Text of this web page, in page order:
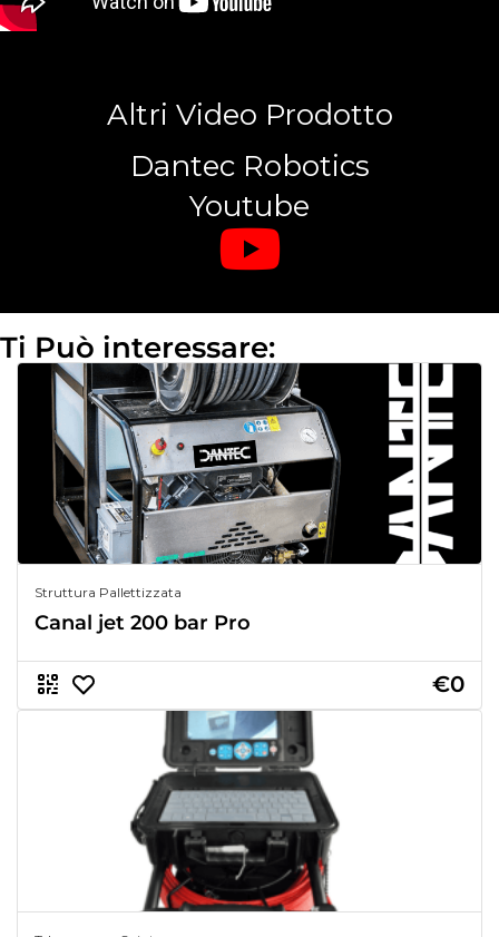
Altri Video Prodotto
Dantec Robotics
Youtube
Ti Può interessare:
Struttura Pallettizzata
Canal jet 200 bar Pro
€0